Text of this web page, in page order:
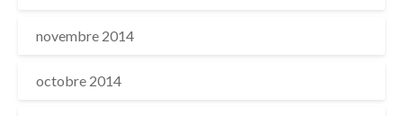
novembre 2014
octobre 2014